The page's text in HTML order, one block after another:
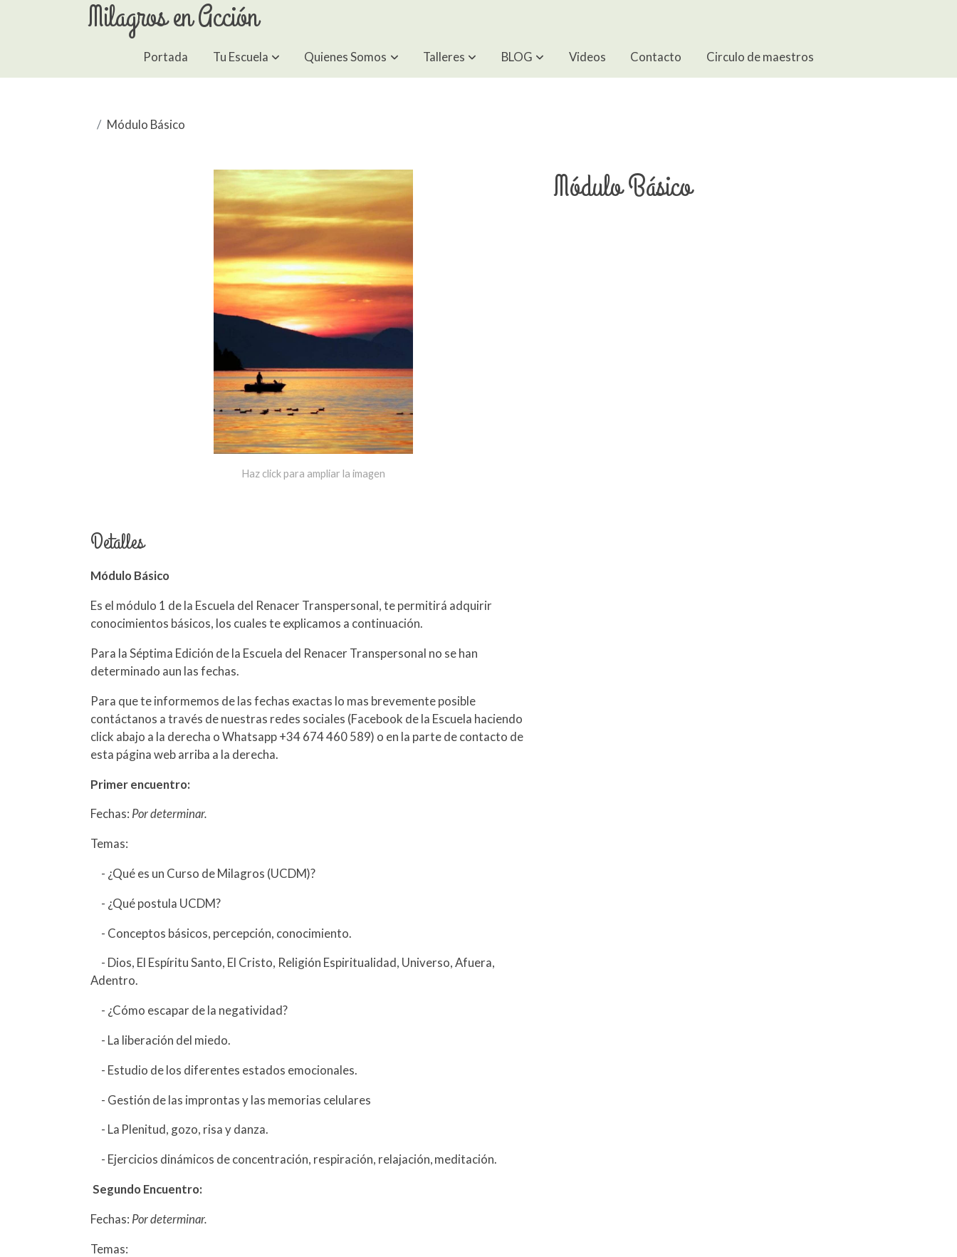
Milagros en Acción
Portada Tu Escuela Quienes Somos Talleres BLOG Videos Contacto Circulo de maestros
Módulo Básico
Haz click para ampliar la imagen
Detalles
Módulo Básico
Es el módulo 1 de la Escuela del Renacer Transpersonal, te permitirá adquirir
conocimientos básicos, los cuales te explicamos a continuación.
Para la Séptima Edición de la Escuela del Renacer Transpersonal no se han
determinado aun las fechas.
Para que te informemos de las fechas exactas lo mas brevemente posible
contáctanos a través de nuestras redes sociales (Facebook de la Escuela haciendo
click abajo a la derecha o Whatsapp +34 674 460 589) o en la parte de contacto de
esta página web arriba a la derecha.
Primer encuentro:
Fechas: Por determinar.
Temas:
- ¿Qué es un Curso de Milagros (UCDM)?
- ¿Qué postula UCDM?
- Conceptos básicos, percepción, conocimiento.
- Dios, El Espíritu Santo, El Cristo, Religión Espiritualidad, Universo, Afuera,
Adentro.
- ¿Cómo escapar de la negatividad?
- La liberación del miedo.
- Estudio de los diferentes estados emocionales.
- Gestión de las improntas y las memorias celulares
- La Plenitud, gozo, risa y danza.
- Ejercicios dinámicos de concentración, respiración, relajación, meditación.
Segundo Encuentro:
Fechas: Por determinar.
Temas:
Módulo Básico